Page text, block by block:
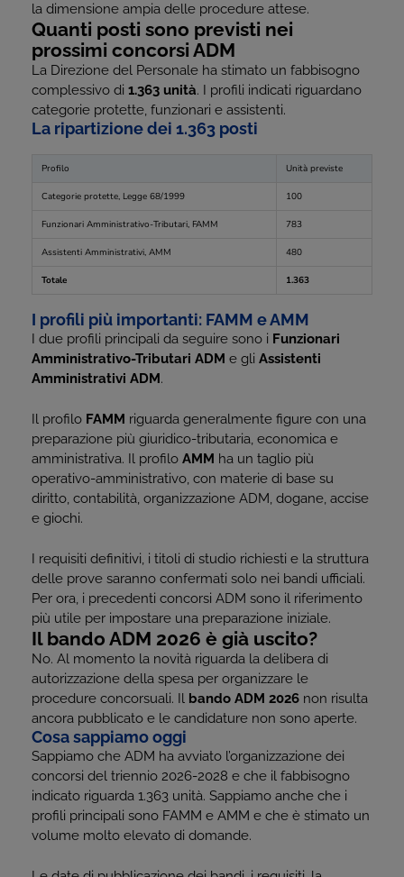
la dimensione ampia delle procedure attese.
Quanti posti sono previsti nei
prossimi concorsi ADM
La Direzione del Personale ha stimato un fabbisogno
complessivo di 1.363 unità. I profili indicati riguardano
categorie protette, funzionari e assistenti.
La ripartizione dei 1.363 posti
Profilo Unità previste
Categorie protette, Legge 68/1999 100
Funzionari Amministrativo-Tributari, FAMM 783
Assistenti Amministrativi, AMM 480
Totale 1.363
I profili più importanti: FAMM e AMM
I due profili principali da seguire sono i Funzionari
Amministrativo-Tributari ADM e gli Assistenti
Amministrativi ADM.
Il profilo FAMM riguarda generalmente figure con una
preparazione più giuridico-tributaria, economica e
amministrativa. Il profilo AMM ha un taglio più
operativo-amministrativo, con materie di base su
diritto, contabilità, organizzazione ADM, dogane, accise
e giochi.
I requisiti definitivi, i titoli di studio richiesti e la struttura
delle prove saranno confermati solo nei bandi ufficiali.
Per ora, i precedenti concorsi ADM sono il riferimento
più utile per impostare una preparazione iniziale.
Il bando ADM 2026 è già uscito?
No. Al momento la novità riguarda la delibera di
autorizzazione della spesa per organizzare le
procedure concorsuali. Il bando ADM 2026 non risulta
ancora pubblicato e le candidature non sono aperte.
Cosa sappiamo oggi
Sappiamo che ADM ha avviato l’organizzazione dei
concorsi del triennio 2026-2028 e che il fabbisogno
indicato riguarda 1.363 unità. Sappiamo anche che i
profili principali sono FAMM e AMM e che è stimato un
volume molto elevato di domande.